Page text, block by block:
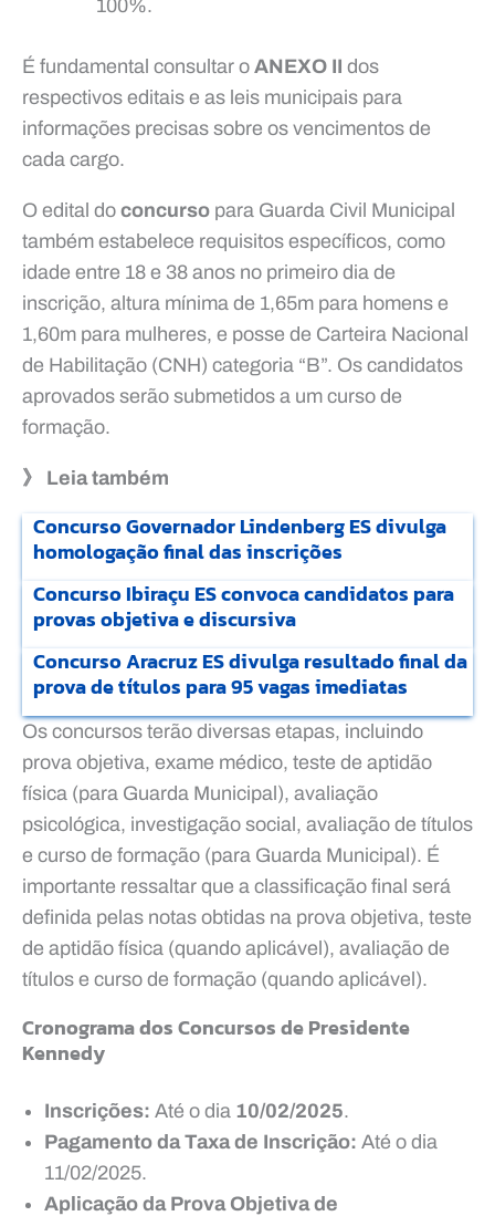
100%.
É fundamental consultar o ANEXO II dos
respectivos editais e as leis municipais para
informações precisas sobre os vencimentos de
cada cargo.
O edital do concurso para Guarda Civil Municipal
também estabelece requisitos específicos, como
idade entre 18 e 38 anos no primeiro dia de
inscrição, altura mínima de 1,65m para homens e
1,60m para mulheres, e posse de Carteira Nacional
de Habilitação (CNH) categoria “B”. Os candidatos
aprovados serão submetidos a um curso de
formação.
》 Leia também
Concurso Governador Lindenberg ES divulga
homologação final das inscrições
Concurso Ibiraçu ES convoca candidatos para
provas objetiva e discursiva
Concurso Aracruz ES divulga resultado final da
prova de títulos para 95 vagas imediatas
Os concursos terão diversas etapas, incluindo
prova objetiva, exame médico, teste de aptidão
física (para Guarda Municipal), avaliação
psicológica, investigação social, avaliação de títulos
e curso de formação (para Guarda Municipal). É
importante ressaltar que a classificação final será
definida pelas notas obtidas na prova objetiva, teste
de aptidão física (quando aplicável), avaliação de
títulos e curso de formação (quando aplicável).
Cronograma dos Concursosde Presidente
Kennedy
Inscrições: Até o dia 10/02/2025.
Pagamento da Taxa de Inscrição: Até o dia
11/02/2025.
Aplicação da Prova Objetiva de